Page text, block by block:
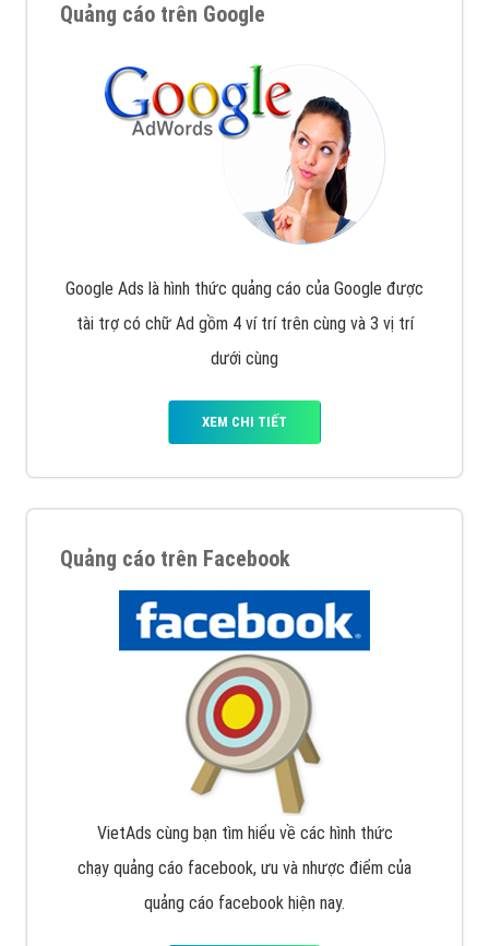
Quảng cáo trên Google
Google Ads là hình thức quảng cáo của Google được
tài trợ có chữ Ad gồm 4 ví trí trên cùng và 3 vị trí
dưới cùng
XEM CHI TIẾT
Quảng cáo trên Facebook
VietAds cùng bạn tìm hiểu về các hình thức
chạy quảng cáo facebook, ưu và nhược điểm của
quảng cáo facebook hiện nay.